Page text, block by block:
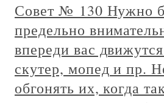
Совет № 130 Нужно
предельно
впереди вас
скутер, мопед и пр.
обгонять их, когда